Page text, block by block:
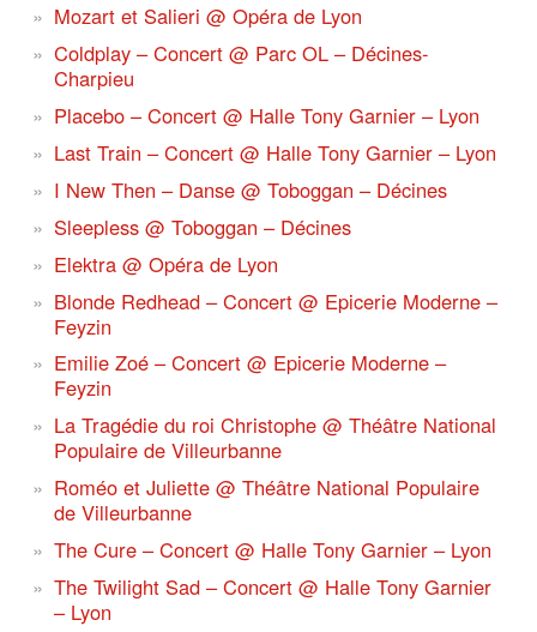
Mozart et Salieri @ Opéra de Lyon
Coldplay – Concert @ Parc OL – Décines-
Charpieu
Placebo – Concert @ Halle Tony Garnier – Lyon
Last Train – Concert @ Halle Tony Garnier – Lyon
I New Then – Danse @ Toboggan – Décines
Sleepless @ Toboggan – Décines
Elektra @ Opéra de Lyon
Blonde Redhead – Concert @ Epicerie Moderne –
Feyzin
Emilie Zoé – Concert @ Epicerie Moderne –
Feyzin
La Tragédie du roi Christophe @ Théâtre National
Populaire de Villeurbanne
Roméo et Juliette @ Théâtre National Populaire
de Villeurbanne
The Cure – Concert @ Halle Tony Garnier – Lyon
The Twilight Sad – Concert @ Halle Tony Garnier
– Lyon